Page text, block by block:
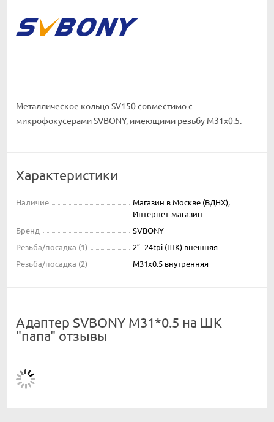
Металлическое кольцо SV150 совместимо с
микрофокусерами SVBONY, имеющими резьбу M31x0.5.
Характеристики
Наличие
Магазин в Москве (ВДНХ),
Интернет-магазин
Бренд
SVBONY
Резьба/посадка (1)
2″- 24tpi (ШК) внешняя
Резьба/посадка (2)
M31x0.5 внутренняя
Адаптер SVBONY M31*0.5 на ШК
"папа" отзывы